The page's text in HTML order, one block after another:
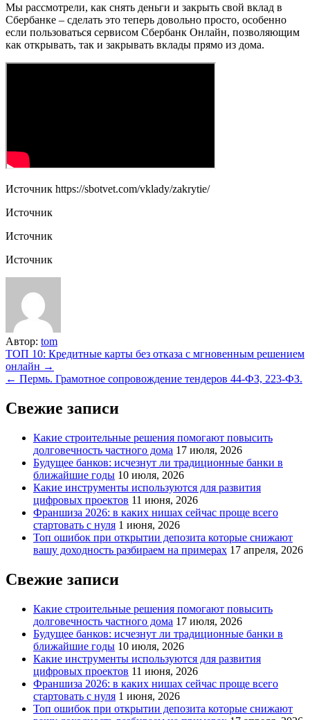
Мы рассмотрели, как снять деньги и закрыть свой вклад в
Сбербанке – сделать это теперь довольно просто, особенно
если пользоваться сервисом Сбербанк Онлайн, позволяющим
как открывать, так и закрывать вклады прямо из дома.
Источник https://sbotvet.com/vklady/zakrytie/
Источник
Источник
Источник
Автор: tom
Навигация
по
ТОП 10: Кредитные карты без отказа с мгновенным решением
онлайн →
← Пермь. Грамотное сопровождение тендеров 44-ФЗ, 223-ФЗ.
Свежие записи
Какие строительные решения помогают повысить
долговечность частного дома 17 июля, 2026
Будущее банков: исчезнут ли традиционные банки в
ближайшие годы 10 июля, 2026
Какие инструменты используются для развития
цифровых проектов 11 июня, 2026
Франшиза 2026: в каких нишах сейчас проще всего
стартовать с нуля 1 июня, 2026
Топ ошибок при открытии депозита которые снижают
вашу доходность разбираем на примерах 17 апреля, 2026
Свежие записи
Какие строительные решения помогают повысить
долговечность частного дома 17 июля, 2026
Будущее банков: исчезнут ли традиционные банки в
ближайшие годы 10 июля, 2026
Какие инструменты используются для развития
цифровых проектов 11 июня, 2026
Франшиза 2026: в каких нишах сейчас проще всего
стартовать с нуля 1 июня, 2026
Топ ошибок при открытии депозита которые снижают